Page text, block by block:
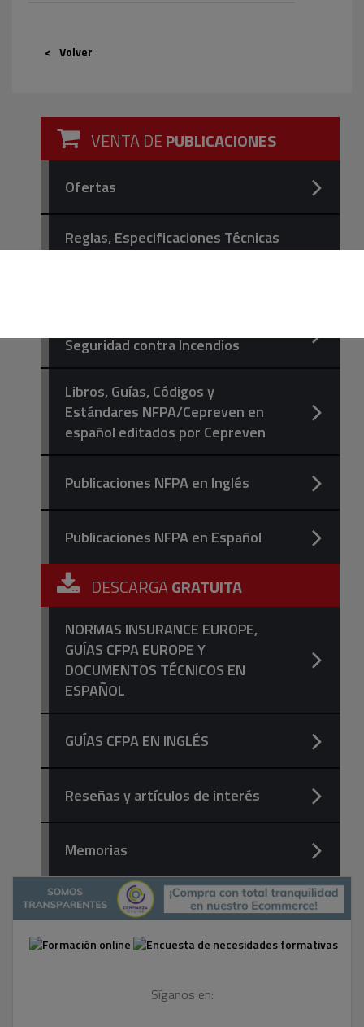
Volver
VENTA DEPUBLICACIONES
Ofertas
Reglas, Especificaciones Técnicas
Seguridad contra Incendios
Libros, Guías, Códigos y
Estándares NFPA/Cepreven en
español editados por Cepreven
Publicaciones NFPA en Inglés
Publicaciones NFPA en Español
DESCARGAGRATUITA
NORMAS INSURANCE EUROPE,
GUÍAS CFPA EUROPE Y
DOCUMENTOS TÉCNICOS EN
ESPAÑOL
GUÍAS CFPA EN INGLÉS
Reseñas y artículos de interés
Memorias
Síganos en: